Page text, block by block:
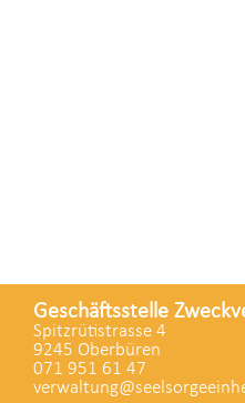
Geschäftsstelle
Spitzrütistrasse 4
9245 Oberbüren
071 951 61 47